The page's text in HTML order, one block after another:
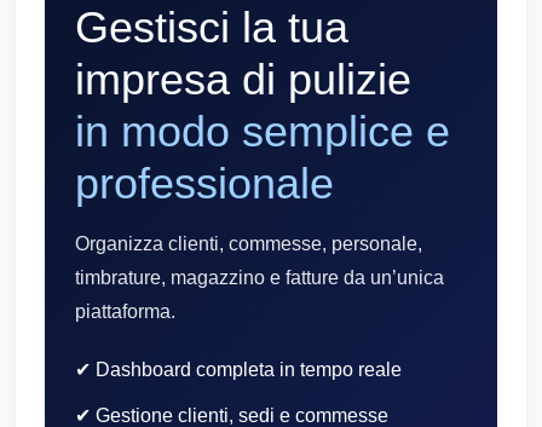
Gestisci la tua
impresa di pulizie
in modo semplice e
professionale
Organizza clienti, commesse, personale,
timbrature, magazzino e fatture da un’unica
piattaforma.
✔ Dashboard completa in tempo reale
✔ Gestione clienti, sedi e commesse